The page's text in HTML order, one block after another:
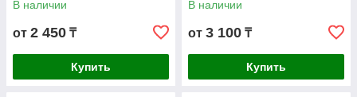
В наличии
от 2 450 ₸
Купить
В наличии
от 3 100 ₸
Купить